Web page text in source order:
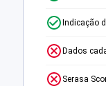
Indicação
Dados
Serasa